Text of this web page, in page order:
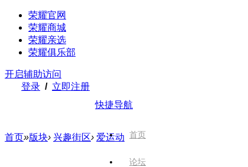
荣耀官网
荣耀商城
荣耀亲选
荣耀俱乐部
开启辅助访问
登录 / 立即注册
快捷导航
首页
论坛
首页»版块› 兴趣街区› 爱运动